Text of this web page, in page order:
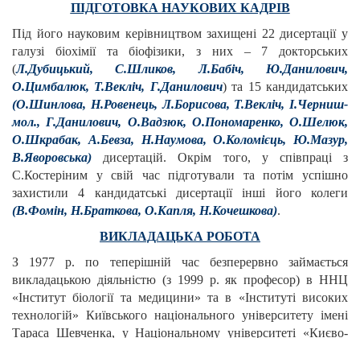
ПІДГОТОВКА НАУКОВИХ КАДРІВ
Під його науковим керівництвом захищені 22 дисертації у
галузі біохімії та біофізики, з них – 7 докторських
(Л.Дубицький, С.Шликов, Л.Бабіч, Ю.Данилович,
О.Цимбалюк, Т.Векліч, Г.Данилович) та 15 кандидатських
(О.Шинлова, Н.Ровенець, Л.Борисова, Т.Векліч, І.Черниш-
мол., Г.Данилович, О.Вадзюк, О.Пономаренко, О.Шелюк,
О.Шкрабак, А.Бевза, Н.Наумова, О.Коломієць, Ю.Мазур,
В.Яворовська) дисертацій. Окрім того, у співпраці з
С.Костеріним у свій час підготували та потім успішно
захистили 4 кандидатські дисертації інші його колеги
(В.Фомін, Н.Браткова, О.Капля, Н.Кочешкова).
ВИКЛАДАЦЬКА РОБОТА
З 1977 р. по теперішній час безперервно займається
викладацькою діяльністю (з 1999 р. як професор) в ННЦ
«Інститут біології та медицини» та в «Інституті високих
технологій» Київського національного університету імені
Тараса Шевченка, у Національному університеті «Києво-